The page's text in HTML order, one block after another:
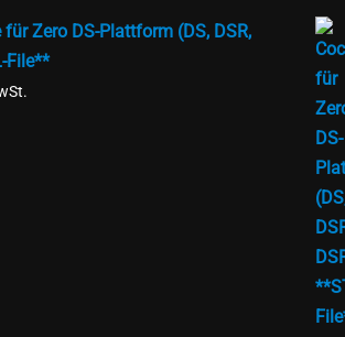
Zero DS-Plattform (DS, DSR,
File**